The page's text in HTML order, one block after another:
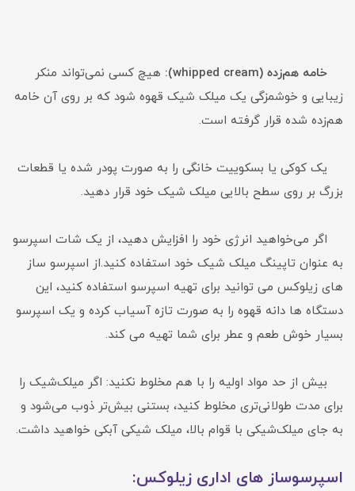
خامه هم‌زده (whipped cream):
هیچ کسی نمی‌تواند منکر
زیبایی و خوشمزگی یک میلک شیک قهوه شود که بر روی آن خامه
هم‌زده شده قرار گرفته است.
یک کوکی یا بسکوییت خانگی را به صورت پودر شده یا قطعات
بزرگ بر روی سطح بالایی میلک شیک خود قرار دهید.
اگر می‌خواهید انرژی خود را افزایش دهید، از یک شات اسپرسو
به عنوان تاپینگ میلک شیک خود استفاده کنید.از اسپرسو ساز
های زیلوکس می توانید برای تهیه اسپرسو استفاده کنید، این
دستگاه ها دانه قهوه را به صورت تازه آسیاب کرده و یک اسپرسو
بسیار خوش طعم و عطر برای شما تهیه می کند.
بیش از حد مواد اولیه را با هم مخلوط نکنید: اگر میلک‌شیک را
برای مدت طولانی‌تری مخلوط کنید، بستنی بیش‌تر ذوب می‌شود و
به جای میلک‌شیکی با قوام بالا، میلک شیکی آبکی خواهید داشت.
اسپرسوساز های اداری زیلوکس: